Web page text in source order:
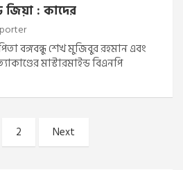
জিয়া : কাদের
বঙ্গবন্ধু শেখ মুজিবুর রহমান এবং
মাস্টারমাইন্ড বিএনপি
2 Next